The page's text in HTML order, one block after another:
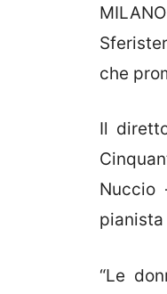
che
Il
Nuccio
pianista
“Le